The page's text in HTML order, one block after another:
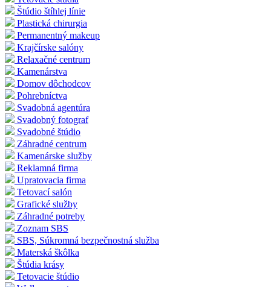
Štúdio štíhlej línie
Plastická chirurgia
Permanentný makeup
Krajčírske salóny
Relaxačné centrum
Kamenárstva
Domov dôchodcov
Pohrebníctva
Svadobná agentúra
Svadobný fotograf
Svadobné štúdio
Záhradné centrum
Kamenárske služby
Reklamná firma
Upratovacia firma
Tetovací salón
Grafické služby
Záhradné potreby
Zoznam SBS
SBS, Súkromná bezpečnostná služba
Materská škôlka
Štúdia krásy
Tetovacie štúdio